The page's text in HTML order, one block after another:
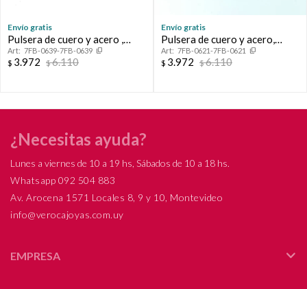
Envío gratis
Pulsera de cuero y acero ,
FRAMK.
7FB-0639-7FB-0639
$ 3.972 $6.110
Envío gratis
Pulsera de cuero y acero,
FRANK.
7FB-0621-7FB-0621
$ 3.972 $6.110
¿Necesitas ayuda?
Lunes a viernes de 10 a 19 hs, Sábados de 10 a 18 hs.
Whatsapp 092 504 883
Av. Arocena 1571 Locales 8, 9 y 10, Montevideo
info@verocajoyas.com.uy
EMPRESA